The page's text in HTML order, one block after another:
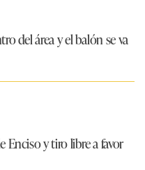
del área y el balón se va
Enciso y tiro libre a favor